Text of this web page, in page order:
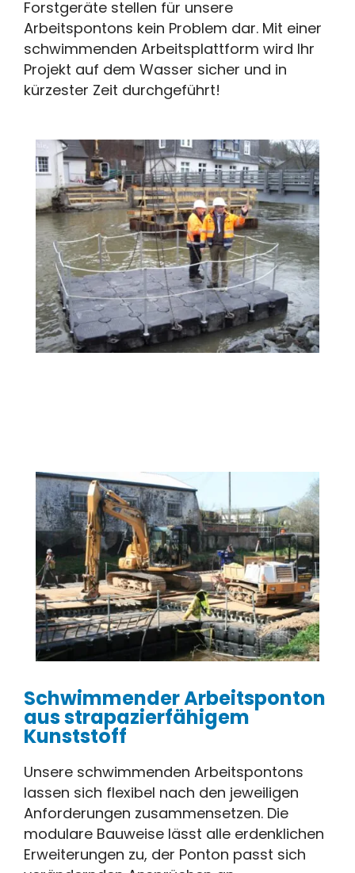
Forstgeräte stellen für unsere
Arbeitspontons kein Problem dar. Mit einer
schwimmenden Arbeitsplattform wird Ihr
Projekt auf dem Wasser sicher und in
kürzester Zeit durchgeführt!
Schwimmender Arbeitsponton
aus strapazierfähigem
Kunststoff
Unsere schwimmenden Arbeitspontons
lassen sich flexibel nach den jeweiligen
Anforderungen zusammensetzen. Die
modulare Bauweise lässt alle erdenklichen
Erweiterungen zu, der Ponton passt sich